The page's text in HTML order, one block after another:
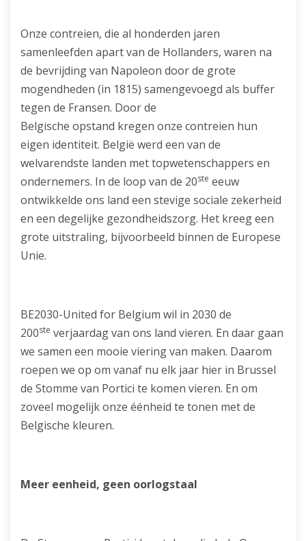
Onze contreien, die al honderden jaren
samenleefden apart van de Hollanders, waren na
de bevrijding van Napoleon door de grote
mogendheden (in 1815) samengevoegd als buffer
tegen de Fransen. Door de
Belgische opstand kregen onze contreien hun
eigen identiteit. België werd een van de
welvarendste landen met topwetenschappers en
ondernemers. In de loop van de 20ste eeuw
ontwikkelde ons land een stevige sociale zekerheid
en een degelijke gezondheidszorg. Het kreeg een
grote uitstraling, bijvoorbeeld binnen de Europese
Unie.
BE2030-United for Belgium wil in 2030 de
200ste verjaardag van ons land vieren. En daar gaan
we samen een mooie viering van maken. Daarom
roepen we op om vanaf nu elk jaar hier in Brussel
de Stomme van Portici te komen vieren. En om
zoveel mogelijk onze éénheid te tonen met de
Belgische kleuren.
Meer eenheid, geen oorlogstaal